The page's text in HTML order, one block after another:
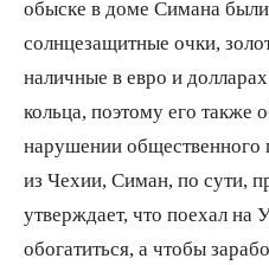
обыске в доме Симана
солнцезащитные очки,
наличные в евро и
кольца, поэтому его также
нарушении
из Чехии, Симан, по сути,
утверждает, что поехал на
обогатиться, а чтобы